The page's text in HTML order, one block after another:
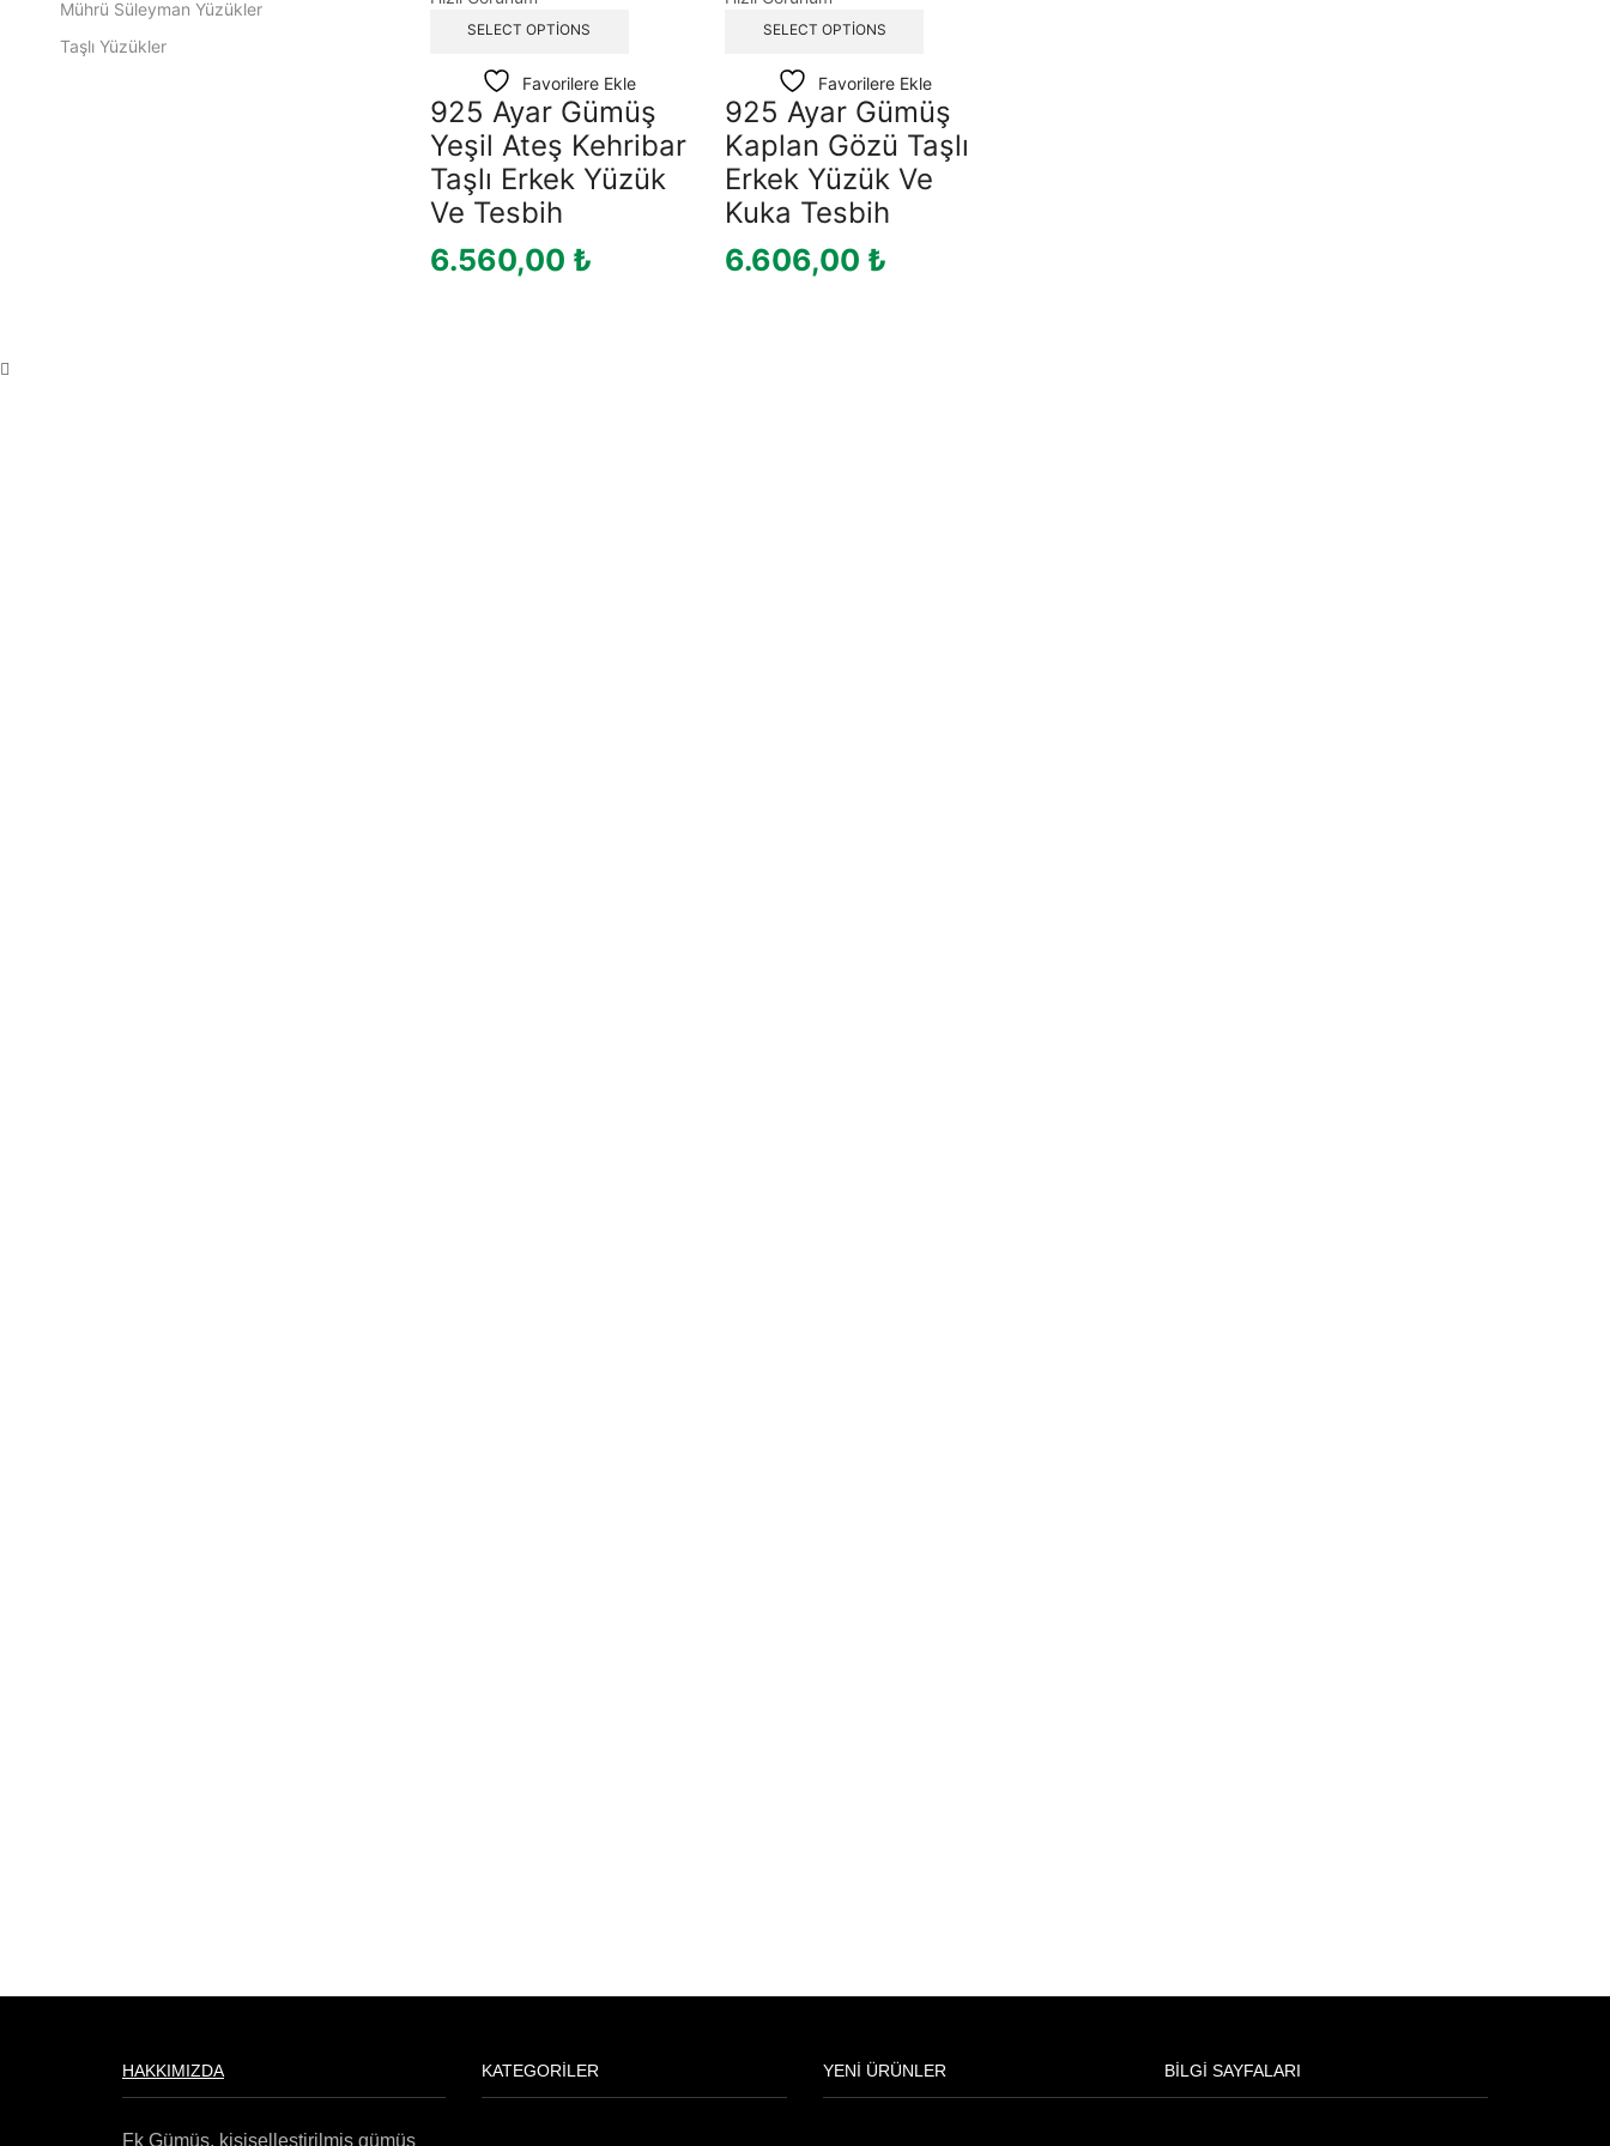
SELECT OPTIONS
Favorilere Ekle
925 Ayar Gümüş
Yeşil Ateş Kehribar
Taşlı Erkek Yüzük
Ve Tesbih
6.560,00 ₺
SELECT OPTIONS
Favorilere Ekle
925 Ayar Gümüş
Kaplan Gözü Taşlı
Erkek Yüzük Ve
Kuka Tesbih
6.606,00 ₺
Mührü Süleyman Yüzükler
Taşlı Yüzükler
HAKKIMIZDA
Fk Gümüş, kişiselleştirilmiş gümüş
KATEGORİLER YENİ ÜRÜNLER BILGI SAYFALARI